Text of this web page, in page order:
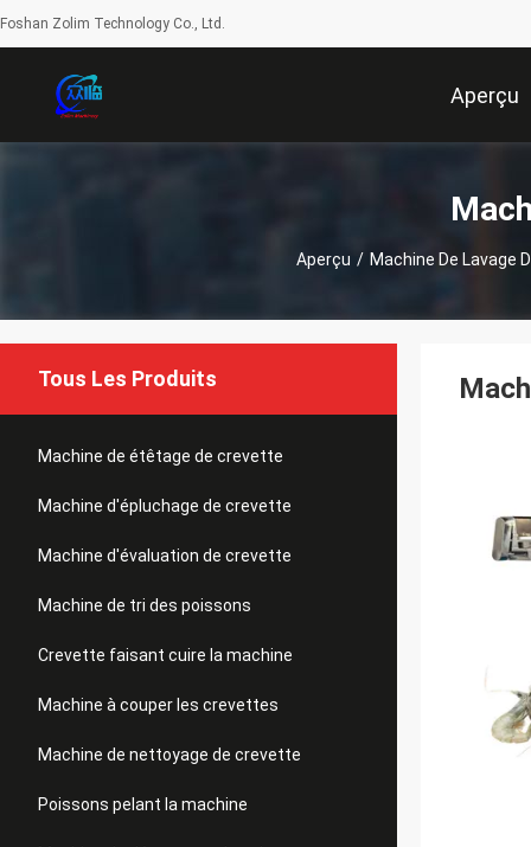
Foshan Zolim Technology Co., Ltd.
Aperçu
Aperçu / Machine De Lavage
Tous Les Produits
Machine de étêtage de crevette
Machine d'épluchage de crevette
Machine d'évaluation de crevette
Machine de tri des poissons
Crevette faisant cuire la machine
Machine à couper les crevettes
Machine de nettoyage de crevette
Poissons pelant la machine